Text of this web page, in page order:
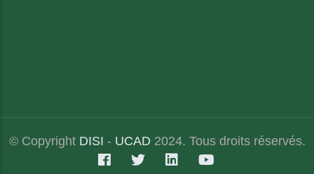
© Copyright DISI - UCAD 2024. Tous droits réservés.